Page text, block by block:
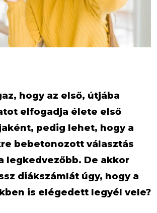
hogy az első, útjába
elfogadja élete első
pedig lehet, hogy a
bebetonozott választás
legkedvezőbb. De akkor
diákszámlát úgy, hogy a
is elégedett legyél vele?